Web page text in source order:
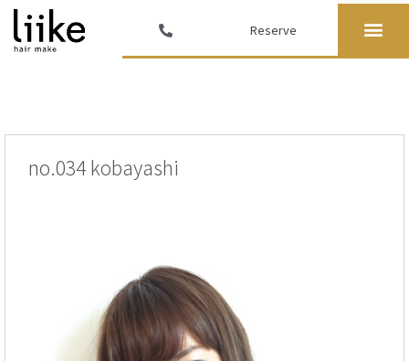
Reserve
no.034 kobayashi